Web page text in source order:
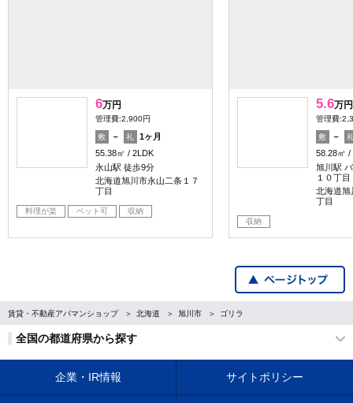
6万円
管理費:2,900円
敷 － 礼
1ヶ月
55.38㎡
2LDK
永山駅 徒歩9分
北海道旭川市永山二条１７
丁目
料理が楽 ペット可 収納
5.6万円
管理費
敷 －
58.28㎡
旭川駅
１０丁
北海道旭
丁目
収納
賃貸・不動産アパマンショップ 北海道 旭川市 ゴリラ
全国の都道府県から探す
企業・IR情報 サイトポリシー